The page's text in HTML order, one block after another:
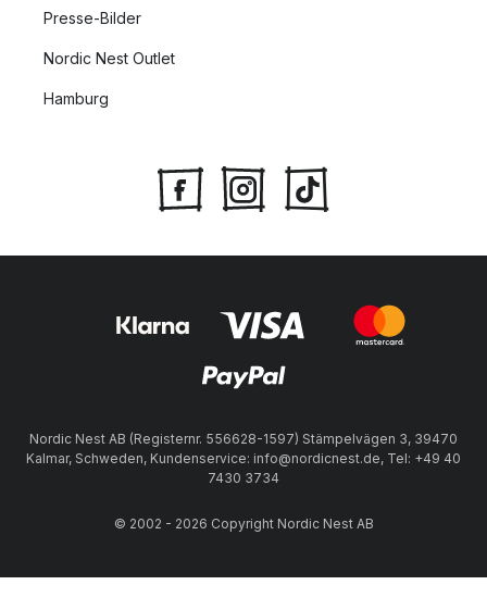
Presse-Bilder
Nordic Nest Outlet
Hamburg
Nordic Nest AB (Registernr. 556628-1597) Stämpelvägen 3, 39470
Kalmar, Schweden, Kundenservice: info@nordicnest.de, Tel: +49 40
7430 3734
© 2002 - 2026 Copyright Nordic Nest AB